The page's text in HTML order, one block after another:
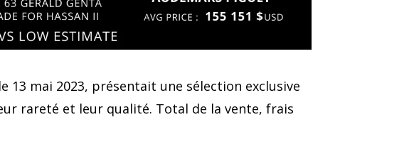
13 mai 2023, présentait une sélection exclusive
rareté et leur qualité. Total de la vente, frais